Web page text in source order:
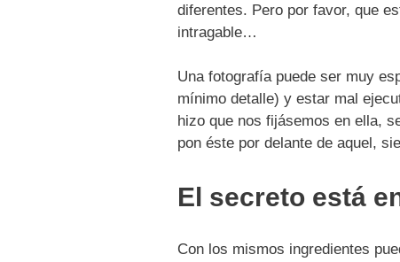
diferentes. Pero por favor, que
intragable…
Una fotografía puede ser muy
mínimo detalle) y estar mal
hizo que nos fijásemos en ella,
pon éste por delante de aquel,
El secreto está
Con los mismos ingredientes